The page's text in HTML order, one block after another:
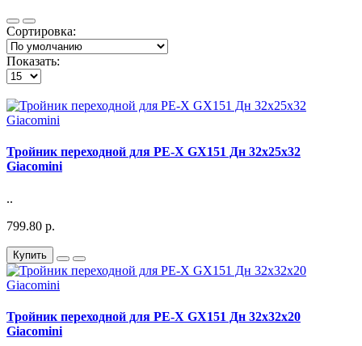
Сортировка:
Показать:
Тройник переходной для PE-X GX151 Дн 32х25х32
Giacomini
..
799.80 р.
Купить
Тройник переходной для PE-X GX151 Дн 32х32х20
Giacomini